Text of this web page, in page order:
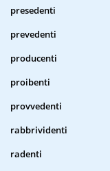
presedenti
prevedenti
producenti
proibenti
provvedenti
rabbrividenti
radenti